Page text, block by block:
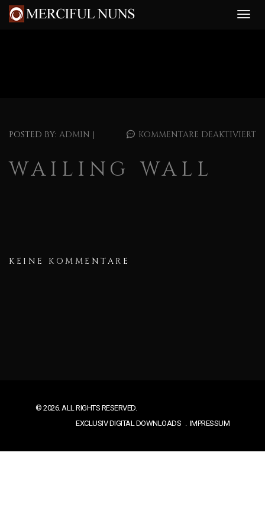
POSTED BY: ADMIN | KOMMENTARE DEAKTIVIERT
WAILING WALL
KEINE KOMMENTARE
© 2026. ALL RIGHTS RESERVED.
EXCLUSIV DIGITAL DOWNLOADS
IMPRESSUM